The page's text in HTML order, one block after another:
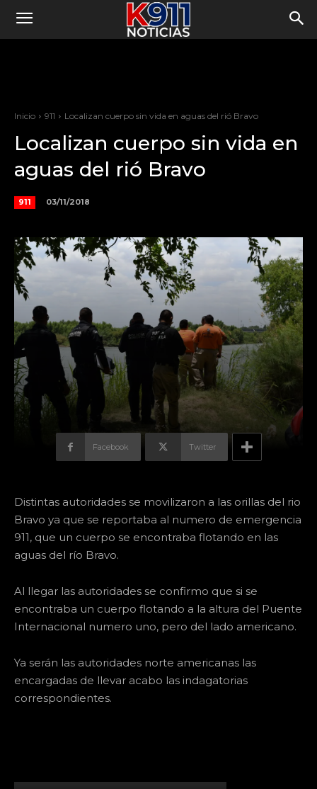
Inicio 911 Localizan cuerpo sin vida en aguas del rió Bravo
Localizan cuerpo sin vida en
aguas del rió Bravo
911 03/11/2018
Facebook Twitter
Distintas autoridades se movilizaron a las orillas del rio
Bravo ya que se reportaba al numero de emergencia
911, que un cuerpo se encontraba flotando en las
aguas del río Bravo.
Al llegar las autoridades se confirmo que si se
encontraba un cuerpo flotando a la altura del Puente
Internacional numero uno, pero del lado americano.
Ya serán las autoridades norte americanas las
encargadas de llevar acabo las indagatorias
correspondientes.